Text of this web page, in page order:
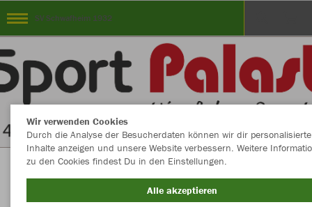
SV Schwafheim 1932
Herzlich Willkommen im Teamshop SV
Schwafheim 1932
Wir verwenden Cookies
Durch die Analyse der Besucherdaten können wir dir personalisierte
Inhalte anzeigen und unsere Website verbessern. Weitere
zu den Cookies findest Du in den Einstellungen.
Alle akzeptieren